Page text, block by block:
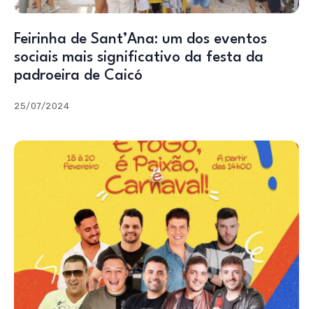
Feirinha de Sant’Ana: um dos eventos
sociais mais significativo da festa da
padroeira de Caicó
25/07/2024